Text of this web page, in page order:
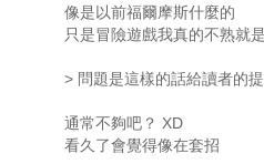
像是以前福爾摩斯什麼的
只是冒險遊戲我真的不熟就
> 問題是這樣的話給讀者的
通常不夠吧？ XD
看久了會覺得像在套招